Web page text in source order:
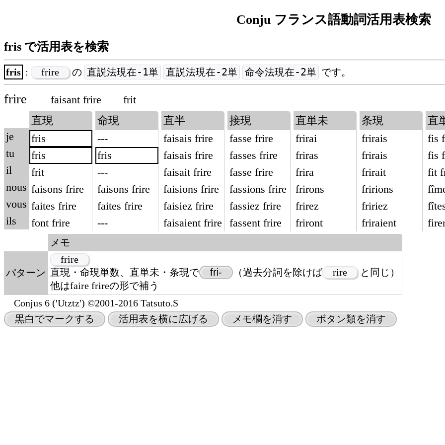
Conju フランス語動詞活用表検索
fris で活用表を検索
fris : frire の 直説法現在-1単 直説法現在-2単 命令法現在-2単 です。
frire faisant frire frit
je
tu
il
nous
vous
ils
直現
fris
fris
frit
faisons frire
faites frire
font frire
命現
---
fris
---
faisons frire
faites frire
---
直半
faisais frire
faisais frire
faisait frire
faisions frire
faisiez frire
faisaient frire
接現
fasse frire
fasses frire
fasse frire
fassions frire
fassiez frire
fassent frire
直単未
frirai
friras
frira
frirons
frirez
friront
条現
frirais
frirais
frirait
fririons
fririez
friraient
直
fis
fis
fit
メモ
パターン
frire
直現・命現単数、直単未・条現で
fri- （過去分詞を除けば rire
と同じ）
他はfaire frireの形で補う
Conjus 6 ('Utztz') ©2001-2016 Tatsuto.S
黒白でマークする
活用表を横に広げる メモ欄を消す ボタン類を消す